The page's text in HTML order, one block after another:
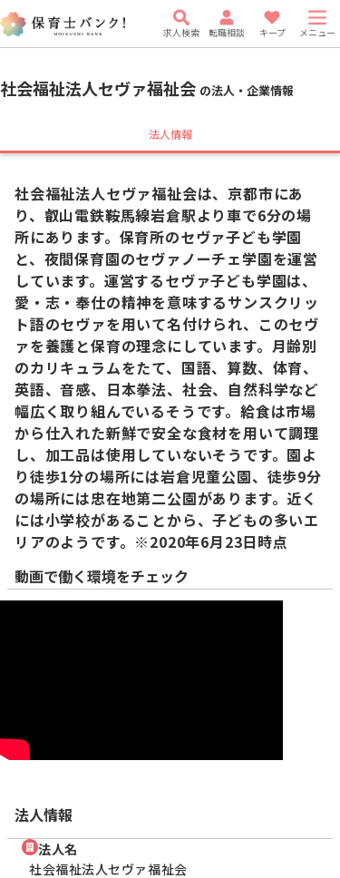
求人検索 転職相談 キープ メニュー
社会福祉法人セヴァ福祉会 の法人・企業情報
法人情報
社会福祉法人セヴァ福祉会は、京都市にあ
り、叡山電鉄鞍馬線岩倉駅より車で6分の場
所にあります。保育所のセヴァ子ども学園
と、夜間保育園のセヴァノーチェ学園を運営
しています。運営するセヴァ子ども学園は、
愛・志・奉仕の精神を意味するサンスクリッ
ト語のセヴァを用いて名付けられ、このセヴ
ァを養護と保育の理念にしています。月齢別
のカリキュラムをたて、国語、算数、体育、
英語、音感、日本拳法、社会、自然科学など
幅広く取り組んでいるそうです。給食は市場
から仕入れた新鮮で安全な食材を用いて調理
し、加工品は使用していないそうです。園よ
り徒歩1分の場所には岩倉児童公園、徒歩9分
の場所には忠在地第二公園があります。近く
には小学校があることから、子どもの多いエ
リアのようです。※2020年6月23日時点
動画で働く環境をチェック
法人情報
法人名
社会福祉法人セヴァ福祉会